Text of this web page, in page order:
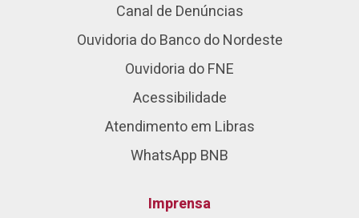
Canal de Denúncias
Ouvidoria do Banco do Nordeste
Ouvidoria do FNE
Acessibilidade
Atendimento em Libras
WhatsApp BNB
Imprensa